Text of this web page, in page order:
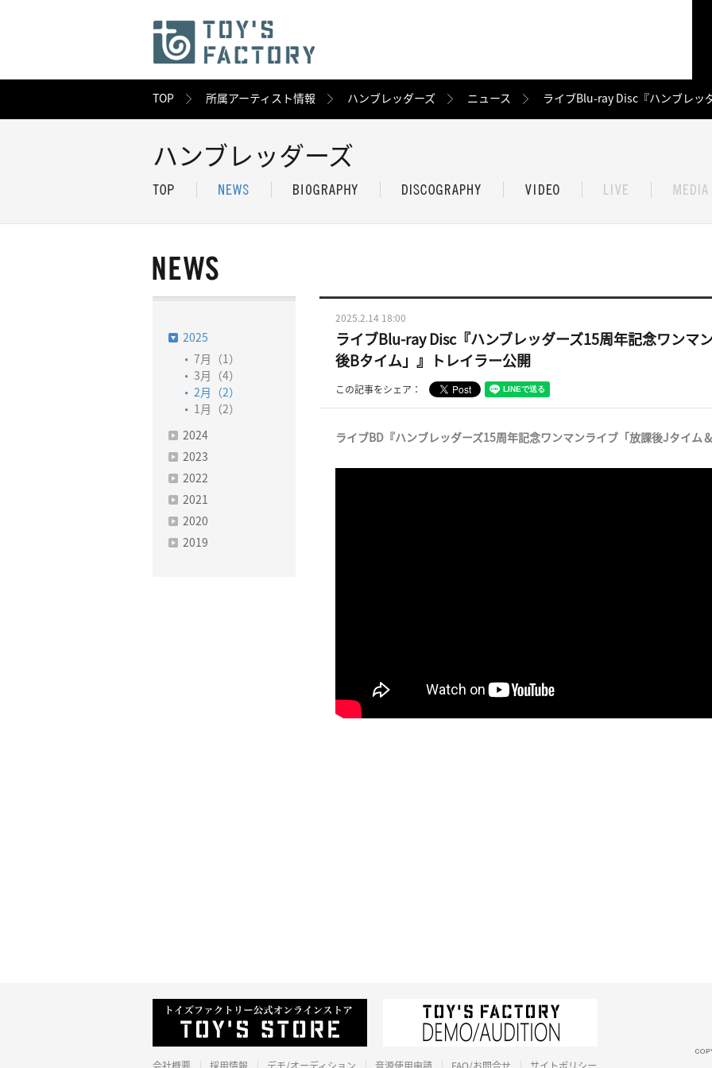
TOP 所属アーティスト情報 ハンブレッダーズ ニュース ライブBlu-ray Disc『ハンブレッ
ハンブレッダーズ
2025
7月（1）
3月（4）
2月（2）
1月（2）
2024
2023
2022
2021
2020
2019
2025.2.14 18:00
ライブBlu-ray Disc『ハンブレッダーズ15周年記念ワンマ
後Bタイム」』トレイラー公開
この記事をシェア：
ライブBD『ハンブレッダーズ15周年記念ワンマンライブ「放課後Jタイム
会社概要 採用情報 デモ/オーディション 音源使用申請 FAQ/お問合せ サイトポリシー